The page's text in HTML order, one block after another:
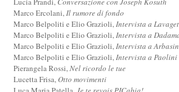
Marco Ercolani,Il rumore di fondo
Marco Belpoliti e Elio Grazioli,Intervista a
Marco Belpoliti e Elio Grazioli,Intervista a
Marco Belpoliti e Elio Grazioli,Intervista a
Marco Belpoliti e Elio Grazioli,Intervista a Paolini
Pierangela Rossi,Nel ricordo le tue
Lucetta Frisa,Otto movimenti